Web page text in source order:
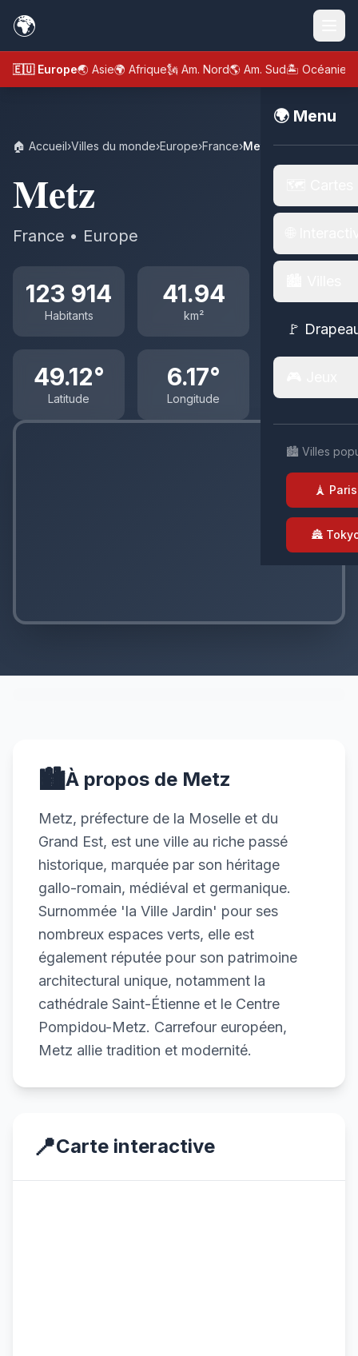
🌍
🇪🇺 Europe🌏 Asie🌍 Afrique🗽 Am. Nord🌎 Am. Sud🏝️ Océanie
🌍 Menu
🚩
🏙️ Villes
🗼 Paris
🏯
🏠 Accueil›Villes du monde›Europe›France›Metz
Metz
France • Europe
123 914
Habitants
41.94
km²
49.12°
Latitude
6.17°
Longitude
🏙️À propos de Metz
Metz, préfecture de la Moselle et du
Grand Est, est une ville au riche passé
historique, marquée par son héritage
gallo-romain, médiéval et germanique.
Surnommée 'la Ville Jardin' pour ses
nombreux espaces verts, elle est
également réputée pour son patrimoine
architectural unique, notamment la
cathédrale Saint-Étienne et le Centre
Pompidou-Metz. Carrefour européen,
Metz allie tradition et modernité.
📍Carte interactive